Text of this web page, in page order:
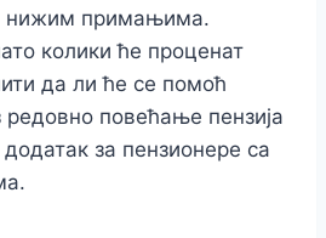
нижим примањима.
колики ће проценат
да ли ће се помоћ
редовно повећање пензија
за пензионере са